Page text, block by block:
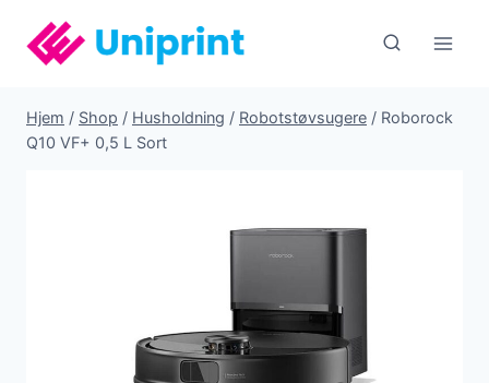
indhold
Hjem / Shop / Husholdning / Robotstøvsugere / Roborock
Q10 VF+ 0,5 L Sort